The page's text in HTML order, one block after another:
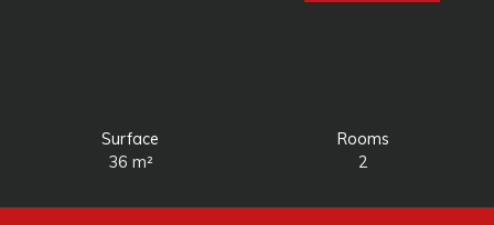
Surface
36 m²
Rooms
2